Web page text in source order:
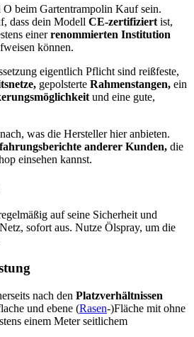
O beim Gartentrampolin Kauf sein.
dass dein Modell CE-zertifiziert ist,
einerrenommierten Institution
können.
eigentlich Pflicht sind reißfeste,
gepolsterte Rahmenstangen, ein
und eine gute,
was die Hersteller hier anbieten.
anderer Kunden, die
einsehen kannst.
auf seine Sicherheit und
sofort aus. Nutze Ölspray, um die
nach den Platzverhältnissen
und ebene (Rasen-)Fläche mit ohne
einem Meter seitlichem